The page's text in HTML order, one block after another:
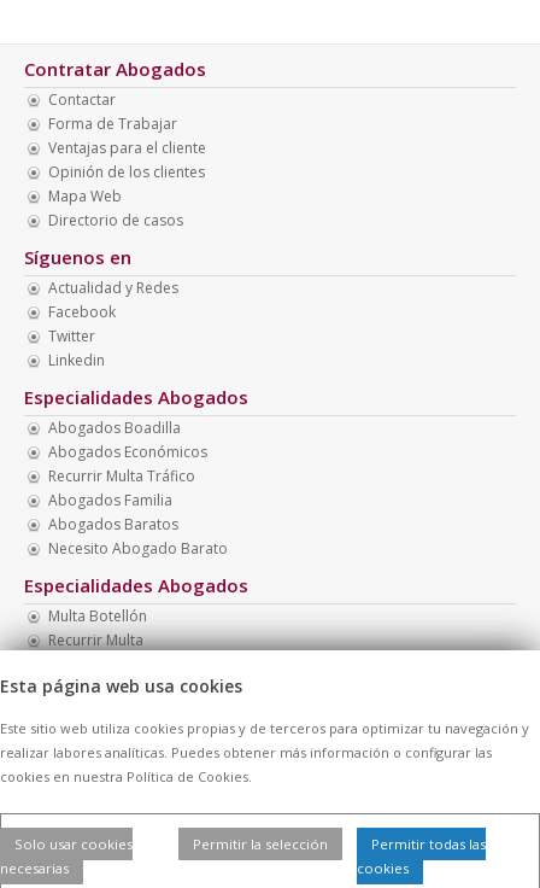
Contratar Abogados
Contactar
Forma de Trabajar
Ventajas para el cliente
Opinión de los clientes
Mapa Web
Directorio de casos
Síguenos en
Actualidad y Redes
Facebook
Twitter
Linkedin
Especialidades Abogados
Abogados Boadilla
Abogados Económicos
Recurrir Multa Tráfico
Abogados Familia
Abogados Baratos
Necesito Abogado Barato
Especialidades Abogados
Multa Botellón
Recurrir Multa
Abogado Barato Divorcio
Abogado Presupuesto Barato
Contratar Abogados. | Aviso Legal Cookies| Todos los
derechos reservados
Esta página web usa cookies
Este sitio web utiliza cookies propias y de terceros para optimizar tu navegación y
realizar labores analíticas. Puedes obtener más información o configurar las
cookies en nuestra Política de Cookies.
Solo usar cookies
necesarias
Permitir la selección
Permitir todas las
cookies